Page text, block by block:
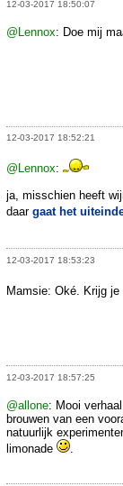
12-03-2017 18:50:07
@Lennox: Doe mij
12-03-2017 18:52:21
@Lennox:
ja, misschien heeft
daar gaat het
12-03-2017 18:53:23
Mamsie: Oké. Krijg
12-03-2017 18:57:25
@allone: Mooi
brouwen van een
natuurlijk
limonade
.